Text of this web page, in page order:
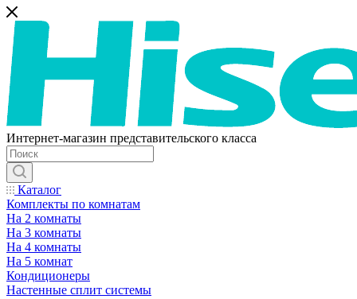
Интернет-магазин представительского класса
Каталог
Комплекты по комнатам
На 2 комнаты
На 3 комнаты
На 4 комнаты
На 5 комнат
Кондиционеры
Настенные сплит системы